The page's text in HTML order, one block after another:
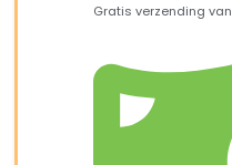
Gratis verzending